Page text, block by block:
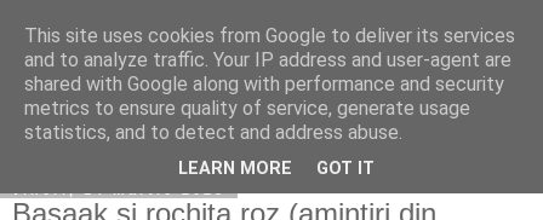
Copilarim
Basaak si rochita roz (amintiri din
This site uses cookies from Google to deliver its services
and to analyze traffic. Your IP address and user-agent are
shared with Google along with performance and security
metrics to ensure quality of service, generate usage
statistics, and to detect and address abuse.
LEARN MORE GOT IT